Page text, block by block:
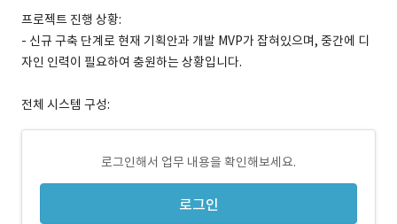
프로젝트 진행 상황:
- 신규 구축 단계로 현재 기획안과 개발 MVP가 잡혀있으며, 중간에 디
자인 인력이 필요하여 충원하는 상황입니다.
전체 시스템 구성:
로그인해서 업무 내용을 확인해보세요.
로그인